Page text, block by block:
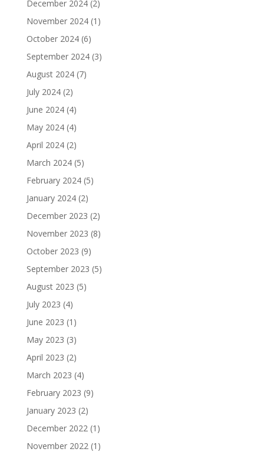
December 2024(2)
November 2024(1)
October 2024(6)
September 2024(3)
August 2024(7)
July 2024(2)
June 2024(4)
May 2024(4)
April 2024(2)
March 2024(5)
February 2024(5)
January 2024(2)
December 2023 (2)
November 2023 (8)
October 2023 (9)
September 2023 (5)
August 2023 (5)
July 2023 (4)
June 2023 (1)
May 2023 (3)
April 2023 (2)
March 2023 (4)
February 2023 (9)
January 2023 (2)
December 2022(1)
November 2022(1)